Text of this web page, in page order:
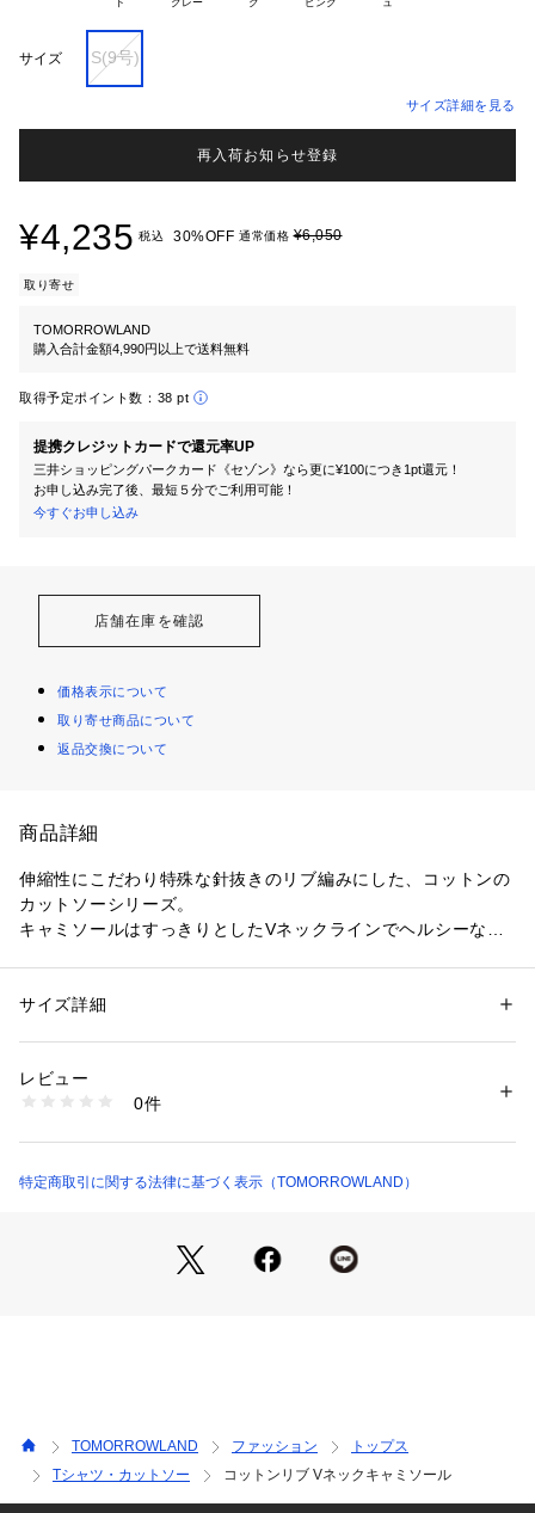
サイズ S(9号)
サイズ詳細を見る
再入荷お知らせ登録
¥4,235 税込 30%OFF 通常価格¥6,050
取り寄せ
TOMORROWLAND
購入合計金額4,990円以上で送料無料
取得予定ポイント数： 38 pt
提携クレジットカードで還元率UP
三井ショッピングパークカード《セゾン》なら更に¥100につき1pt還元！
お申し込み完了後、最短５分でご利用可能！
今すぐお申し込み
店舗在庫を確認
価格表示について
取り寄せ商品について
返品交換について
商品詳細
伸縮性にこだわり特殊な針抜きのリブ編みにした、コットンの
カットソーシリーズ。
キャミソールはすっきりとしたVネックラインでヘルシーなバ
ンナーとしてもおすすめ。
一つあるとさまざまなコーディネートで活躍する万能なベーシ
ックアイテムです。
商品番号:12038103108
性別：レディース
素材：コットン100％
洗濯：手洗い、漂白不可、タンブル乾燥不可、自然乾燥、アイロン仕上げ
可、ドライ可、ウエットクリーニング可
商品番号：1095000001387 （モール）
サイズ詳細
レビュー
0件
特定商取引に関する法律に基づく表示（TOMORROWLAND）
TOMORROWLAND ファッション
トップス
Tシャツ・カットソー
コットンリブ Vネックキャミソール